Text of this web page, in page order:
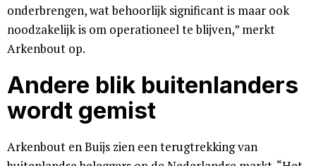
onderbrengen, wat behoorlijk significant is maar ook
noodzakelijk is om operationeel te blijven,” merkt
Arkenbout op.
Andere blik buitenlanders
wordt gemist
Arkenbout en Buijs zien een terugtrekking van